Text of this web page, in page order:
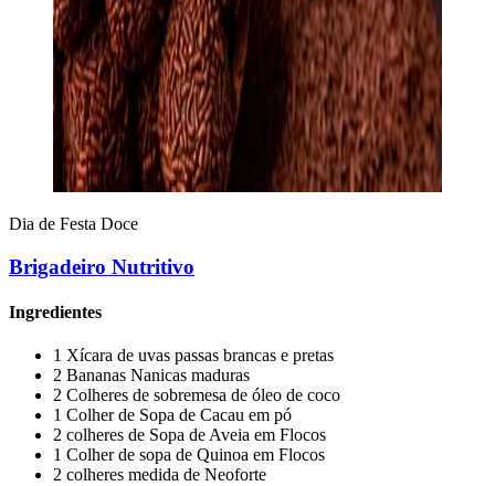
Dia de Festa Doce
Brigadeiro Nutritivo
Ingredientes
1 Xícara de uvas passas brancas e pretas
2 Bananas Nanicas maduras
2 Colheres de sobremesa de óleo de coco
1 Colher de Sopa de Cacau em pó
2 colheres de Sopa de Aveia em Flocos
1 Colher de sopa de Quinoa em Flocos
2 colheres medida de Neoforte